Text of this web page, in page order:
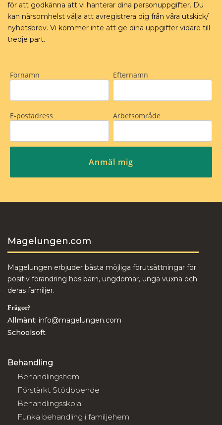
för att godkänna att vi hanterar dina personuppgifter. Du
kan närsomhelst välja att avregistrera dig från våra utskick/
nyhetsbrev. Vi kommer inte att ge dina uppgifter vidare till
tredje part.
Magelungen.com
Magelungen erbjuder bästa möjliga förutsättningar för
positiv förändring hos barn, ungdomar, unga vuxna och
deras familjer.
Frågor?
Allmänt: info@magelungen.com
Schoolsoft
Behandling
Behandlingshem
Förstärkt Stödboende
Behandlingsskola
Funka behandling i familjehem